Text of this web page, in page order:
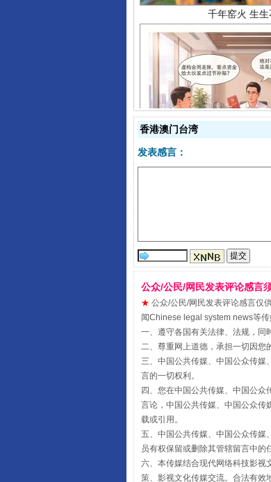
揭开“小金库”的
全民健身五年计划来
香港澳门台湾
发表感言：
公众/公民/网民发表评论感言
★ 公众/公民/网民发表评论感言仅
闻Chinese legal system news等
一、遵守各国有关法律、法规，同
二、尊重网上道德，承担一切因您
三、中国公共传媒、中国公众传
言的一切权利。
四、您在中国公共传媒、中国公
言论，中国公共传媒、中国公众
载或引用。
五、中国公共传媒、中国公众传
员有权保留或删除其管辖留言中的
六、本传媒结合现代网络科技影视
策、影视文化传媒交流。合法有效